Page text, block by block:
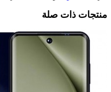
منتجات ذات صلة